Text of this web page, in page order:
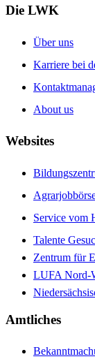
Die LWK
Über uns
Karriere bei
About us
Websites
Service vom
Talente
Zentrum für
LUFA Nord-
Amtliches